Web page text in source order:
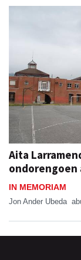
Aita
IN MEMORIAM
Jon Ander Ubeda